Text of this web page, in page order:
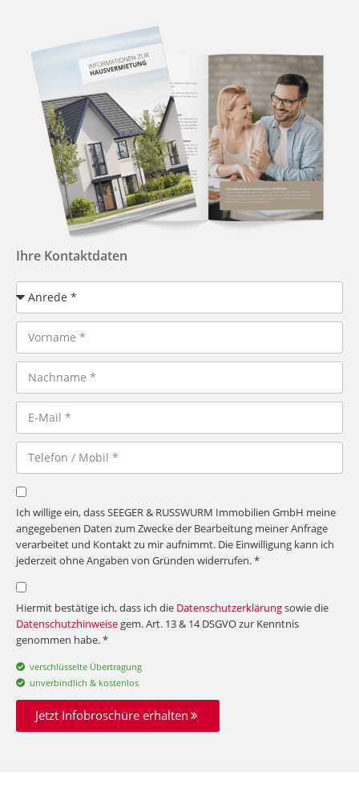
Ihre Kontaktdaten
Ich willige ein, dass SEEGER & RUSSWURM Immobilien GmbH meine
angegebenen Daten zum Zwecke der Bearbeitung meiner Anfrage
verarbeitet und Kontakt zu mir aufnimmt. Die Einwilligung kann ich
jederzeit ohne Angaben von Gründen widerrufen. *
Hiermit bestätige ich, dass ich die Datenschutzerklärungsowie die
Datenschutzhinweisegem. Art. 13 & 14 DSGVO zur Kenntnis
genommen habe. *
verschlüsselte Übertragung
unverbindlich & kostenlos
Jetzt Infobroschüre erhalten